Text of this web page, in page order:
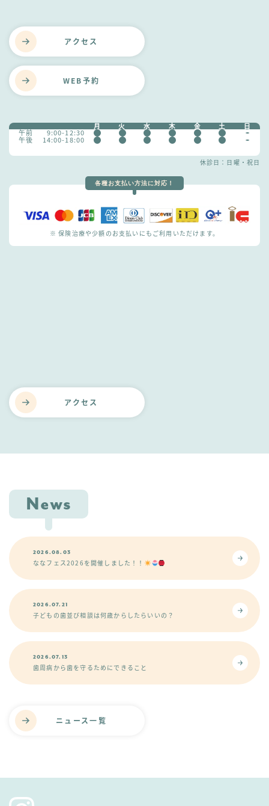
アクセス
WEB予約
月 火 水 木 金 土 日
午前 9:00-12:30
午後 14:00-18:00
休診日：日曜・祝日
各種お支払い方法に対応！
※ 保険治療や少額のお支払いにもご利用いただけます。
アクセス
News
2026.08.03
ななフェス2026を開催しました！！
2026.07.21
子どもの歯並び相談は何歳からしたらいいの？
2026.07.13
歯周病から歯を守るためにできること
ニュース一覧